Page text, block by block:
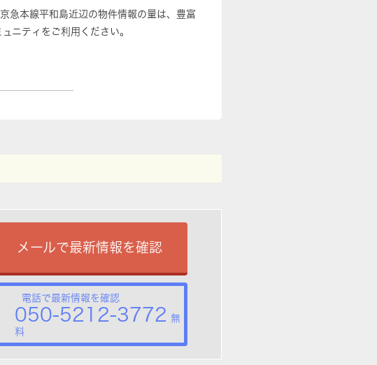
急本線平和島近辺の物件情報の量は、豊富
ニティをご利用ください。
メールで最新情報を確認
電話で最新情報を確認
050-5212-3772 無
料